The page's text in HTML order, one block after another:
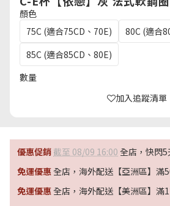
顏色
75C (適合75CD、70E)
80C (適合
85C (適合85CD、80E)
數量
加入追蹤清單
優惠促銷 截至 08/09 16:00 全店，快閃
免運優惠全店，海外配送【亞洲區】滿
免運優惠全店，海外配送【美洲區】滿